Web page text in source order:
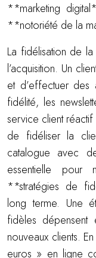
**marketing
**notoriété de la
La fidélisation de
l’acquisition. Un
et d’effectuer des
fidélité, les
service client
de fidéliser la
catalogue avec
essentielle pour
**stratégies de
long terme. Une
fidèles
nouveaux clients.
euros » en ligne